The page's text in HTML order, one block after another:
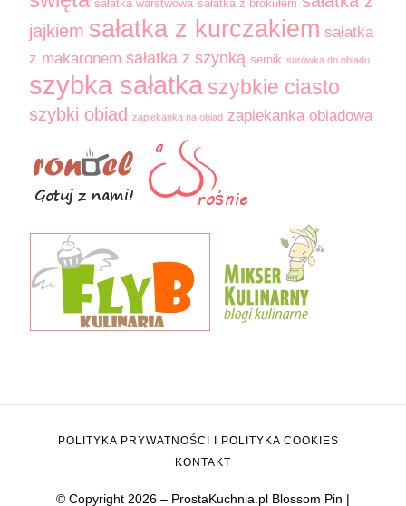
sałatka warstwowa sałatka z brokułem
jajkiem sałatka z kurczakiem sałatka
z makaronem sałatka z szynką sernik surówka do obiadu
szybka sałatka szybkie ciasto
szybki obiad zapiekanka na obiad zapiekanka obiadowa
© Copyright 2026 – ProstaKuchnia.pl Blossom Pin |
POLITYKA PRYWATNOŚCI I POLITYKA COOKIES
KONTAKT